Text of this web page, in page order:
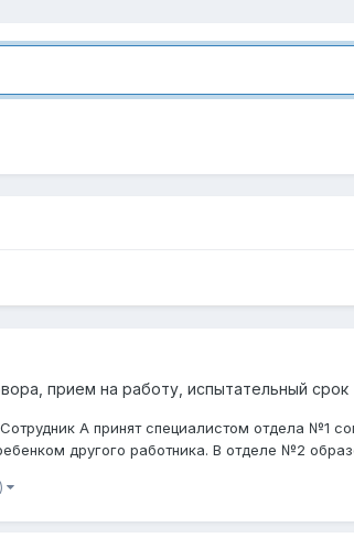
прием на работу, испытательный срок
А принят специалистом отдела №1
другого работника. В отделе №2